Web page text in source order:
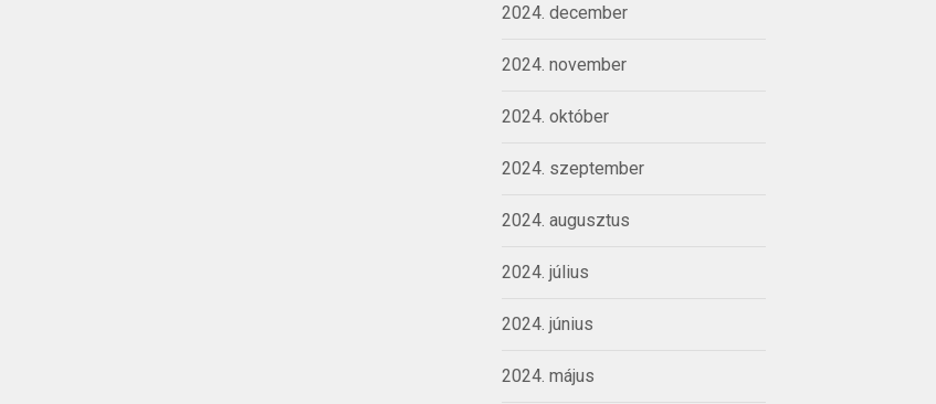
2024. december
2024. november
2024. október
2024. szeptember
2024. augusztus
2024. július
2024. június
2024. május